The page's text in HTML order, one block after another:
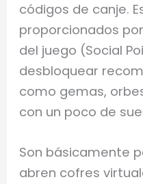
códigos de canje.
proporcionados
del juego (Social
desbloquear
como gemas,
con un poco de
Son básicamente
abren cofres